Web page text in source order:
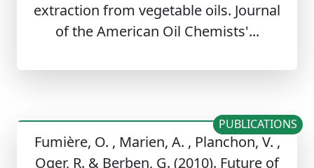
extraction from vegetable oils. Journal
of the American Oil Chemists'...
Fumière, O. , Marien, A. , Planchon, V. ,
Oger, R. & Berben, G. (2010). Future of
PUBLICATIONS